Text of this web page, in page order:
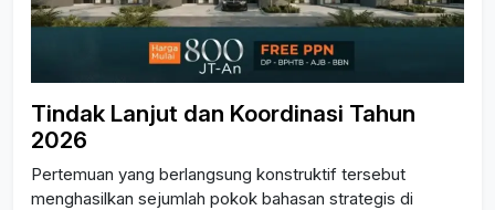
Tindak Lanjut dan Koordinasi Tahun
2026
Pertemuan yang berlangsung konstruktif tersebut
menghasilkan sejumlah pokok bahasan strategis di